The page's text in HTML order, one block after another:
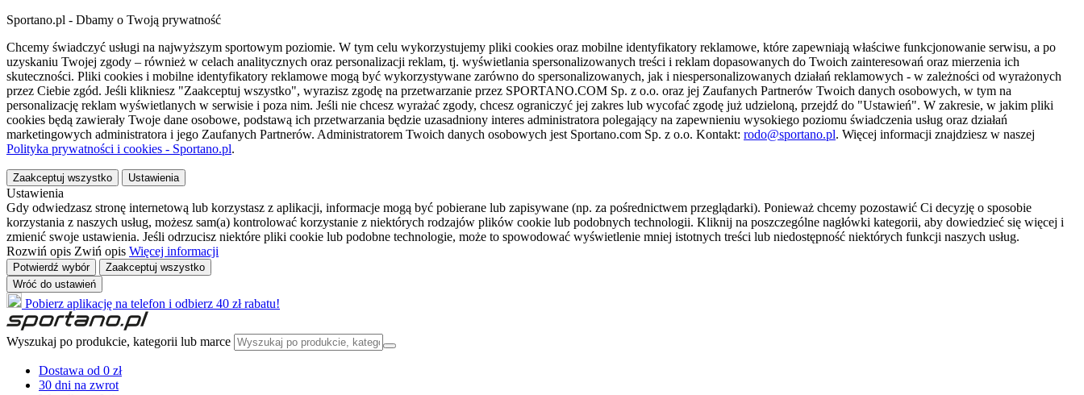
Sportano.pl - Dbamy o Twoją prywatność
Chcemy świadczyć usługi na najwyższym sportowym poziomie. W tym celu wykorzystujemy pliki cookies oraz mobilne identyfikatory reklamowe, które zapewniają właściwe funkcjonowanie serwisu, a po
uzyskaniu Twojej zgody – również w celach analitycznych oraz personalizacji reklam, tj. wyświetlania spersonalizowanych treści i reklam dopasowanych do Twoich zainteresowań oraz mierzenia ich
skuteczności. Pliki cookies i mobilne identyfikatory reklamowe mogą być wykorzystywane zarówno do spersonalizowanych, jak i niespersonalizowanych działań reklamowych - w zależności od wyrażonych
przez Ciebie zgód. Jeśli klikniesz "Zaakceptuj wszystko", wyrazisz zgodę na przetwarzanie przez SPORTANO.COM Sp. z o.o. oraz jej Zaufanych Partnerów Twoich danych osobowych, w tym na
personalizację reklam wyświetlanych w serwisie i poza nim. Jeśli nie chcesz wyrażać zgody, chcesz ograniczyć jej zakres lub wycofać zgodę już udzieloną, przejdź do "Ustawień". W zakresie, w jakim pliki
cookies będą zawierały Twoje dane osobowe, podstawą ich przetwarzania będzie uzasadniony interes administratora polegający na zapewnieniu wysokiego poziomu świadczenia usług oraz działań
marketingowych administratora i jego Zaufanych Partnerów. Administratorem Twoich danych osobowych jest Sportano.com Sp. z o.o. Kontakt: rodo@sportano.pl. Więcej informacji znajdziesz w naszej
Polityka prywatności i cookies - Sportano.pl.
Zaakceptuj wszystko Ustawienia
Ustawienia
Gdy odwiedzasz stronę internetową lub korzystasz z aplikacji, informacje mogą być pobierane lub zapisywane (np. za pośrednictwem przeglądarki). Ponieważ chcemy pozostawić Ci decyzję o sposobie
korzystania z naszych usług, możesz sam(a) kontrolować korzystanie z niektórych rodzajów plików cookie lub podobnych technologii. Kliknij na poszczególne nagłówki kategorii, aby dowiedzieć się więcej i
zmienić swoje ustawienia. Jeśli odrzucisz niektóre pliki cookie lub podobne technologie, może to spowodować wyświetlenie mniej istotnych treści lub niedostępność niektórych funkcji naszych usług.
Rozwiń opis Zwiń opis Więcej informacji
Potwierdź wybór
Zaakceptuj wszystko
Wróć do ustawień
Pobierz aplikację na telefon i odbierz 40 zł rabatu!
Wyszukaj po produkcie, kategorii lub marce
Dostawa od 0 zł
30 dni na zwrot